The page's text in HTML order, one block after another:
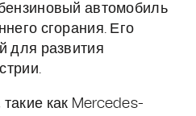
автомобиль
сгорания. Его
для развития
как Mercedes-